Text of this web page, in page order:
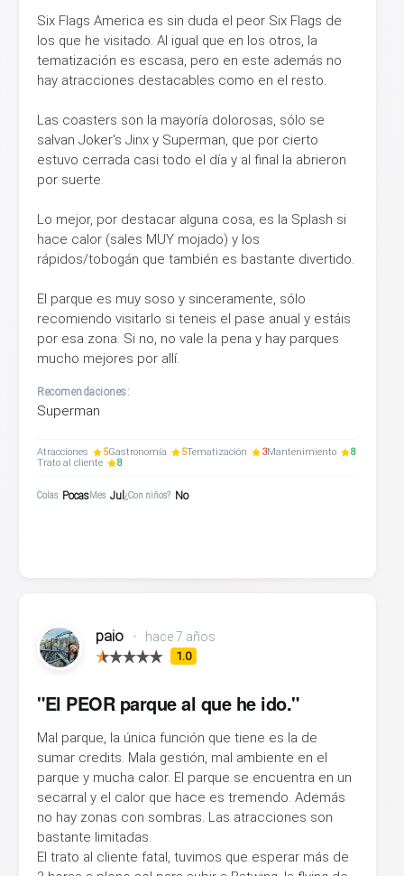
Six Flags America es sin duda el peor Six Flags de
los que he visitado. Al igual que en los otros, la
tematización es escasa, pero en este además no
hay atracciones destacables como en el resto.
Las coasters son la mayoría dolorosas, sólo se
salvan Joker's Jinx y Superman, que por cierto
estuvo cerrada casi todo el día y al final la abrieron
por suerte.
Lo mejor, por destacar alguna cosa, es la Splash si
hace calor (sales MUY mojado) y los
rápidos/tobogán que también es bastante divertido.
El parque es muy soso y sinceramente, sólo
recomiendo visitarlo si teneis el pase anual y estáis
por esa zona. Si no, no vale la pena y hay parques
mucho mejores por allí.
Recomendaciones:
Superman
Atracciones 5Gastronomía 5Tematización 3Mantenimiento
8
Trato al cliente
8
Colas PocasMes Jul ¿Con niños? No
paio • hace 7 años
1.0
"El PEOR parque al que he ido."
Mal parque, la única función que tiene es la de
sumar credits. Mala gestión, mal ambiente en el
parque y mucha calor. El parque se encuentra en un
secarral y el calor que hace es tremendo. Además
no hay zonas con sombras. Las atracciones son
bastante limitadas.
El trato al cliente fatal, tuvimos que esperar más de